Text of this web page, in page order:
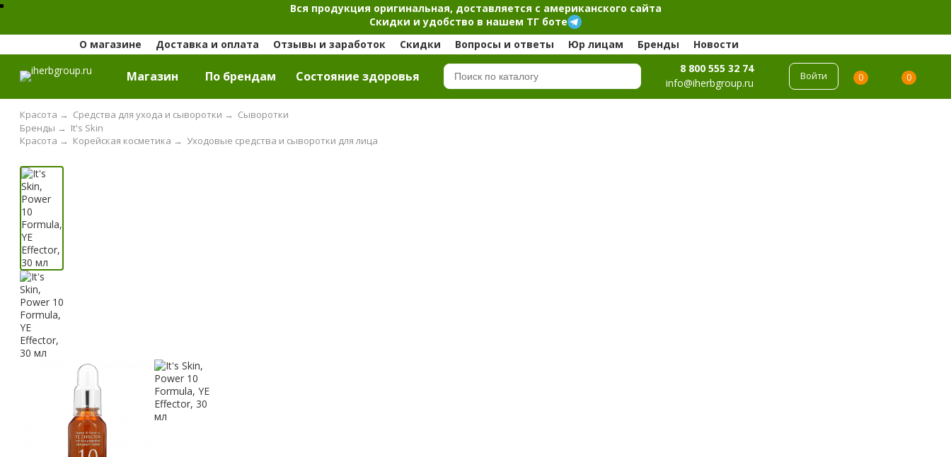
Вся продукция оригинальная, доставляется с американского сайта
Скидки и удобство в нашем ТГ боте
О магазине
Доставка и оплата Отзывы и заработок Скидки Вопросы и ответы Юр лицам Бренды Новости
Магазин По брендам Cостояние здоровья
8 800 555 32 74
info@iherbgroup.ru
Войти 0 0
Красота → Средства для ухода и сыворотки → Сыворотки
It's Skin
Бренды →
Уходовые средства и сыворотки для лица
Корейская косметика →
Красота →